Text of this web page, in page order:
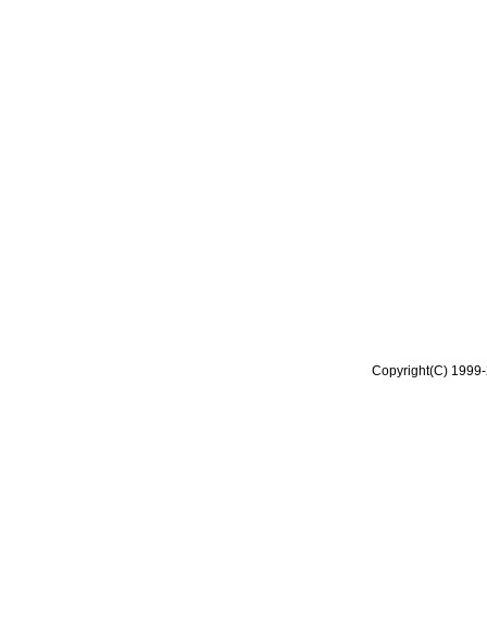
Copyright(C)